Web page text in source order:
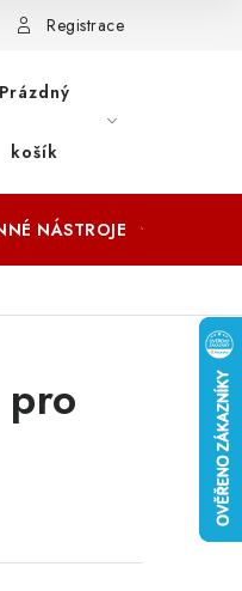
Registrace
Prázdný
košík
NÁSTROJE